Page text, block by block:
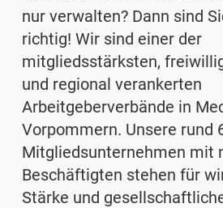
nur verwalten? Dann sind
richtig! Wir sind einer der
mitgliedsstärksten,
und regional verankerten
Arbeitgeberverbände in
Vorpommern. Unsere rund
Mitgliedsunternehmen mit
Beschäftigten stehen für
Stärke und